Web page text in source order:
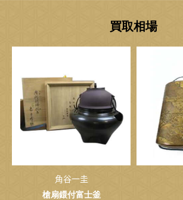
買取相場
角谷一圭
槍扇鐶付富士釜